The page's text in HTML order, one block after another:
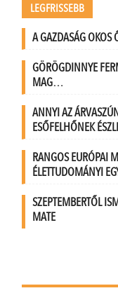
LEGFRISSEBB
A GAZDASÁG OKOS
GÖRÖGDINNYE
MAG…
ANNYI AZ
ESŐFELHŐNEK
RANGOS EURÓPAI
ÉLETTUDOMÁNYI
SZEPTEMBERTŐL
MATE